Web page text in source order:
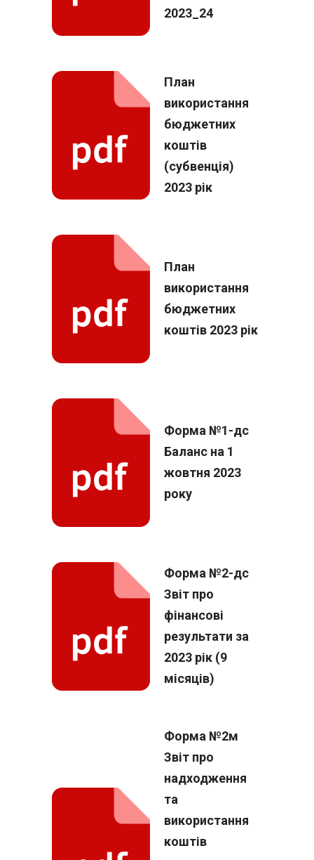
2023_24
План
використання
бюджетних
коштів
(субвенція)
2023 рік
План
використання
бюджетних
коштів 2023 рік
Форма №1-дс
Баланс на 1
жовтня 2023
року
Форма №2-дс
Звіт про
фінансові
результати за
2023 рік (9
місяців)
Форма №2м
Звіт про
надходження
та
використання
коштів